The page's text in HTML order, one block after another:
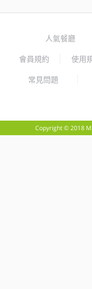
人氣餐廳
會員規約 使用
常見問題
Copyright © 2018